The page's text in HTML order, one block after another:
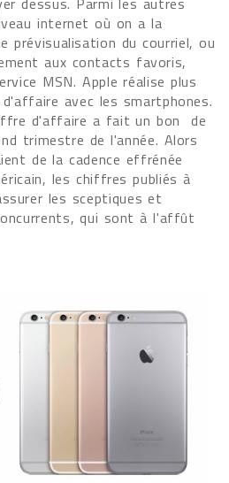
internet où on a la
prévisualisation du courriel, ou
aux contacts favoris,
MSN. Apple réalise plus
avec les smartphones.
d'affaire a fait un bon de
trimestre de l'année. Alors
de la cadence effrénée
les chiffres publiés à
les sceptiques et
qui sont à l'affût